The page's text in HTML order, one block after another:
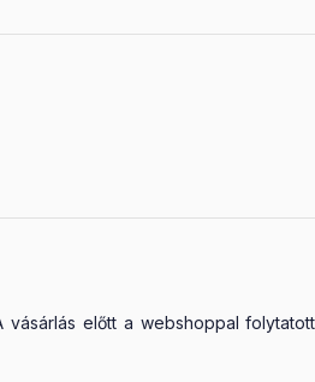
előtt a webshoppal